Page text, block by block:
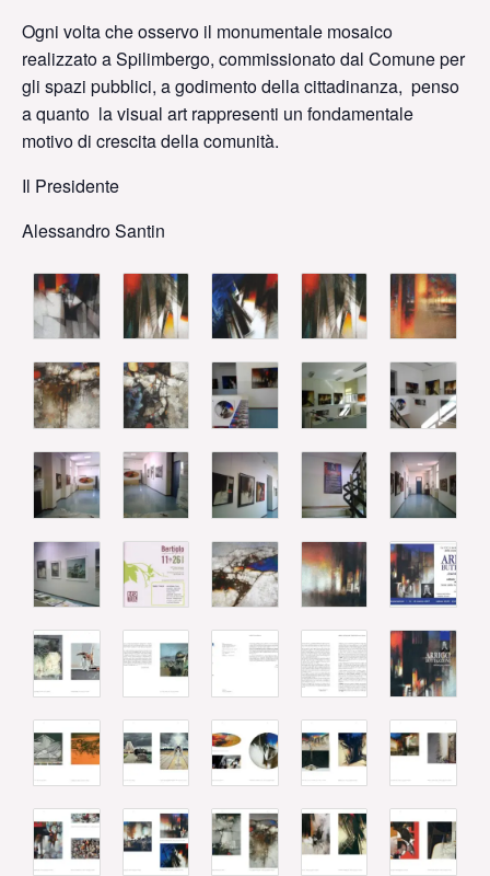
Ogni volta che osservo il monumentale mosaico
realizzato a Spilimbergo, commissionato dal Comune per
gli spazi pubblici, a godimento della cittadinanza, penso
a quanto la visual art rappresenti un fondamentale
motivo di crescita della comunità.
Il Presidente
Alessandro Santin